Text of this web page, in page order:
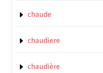
chaude
chaudiere
chaudière